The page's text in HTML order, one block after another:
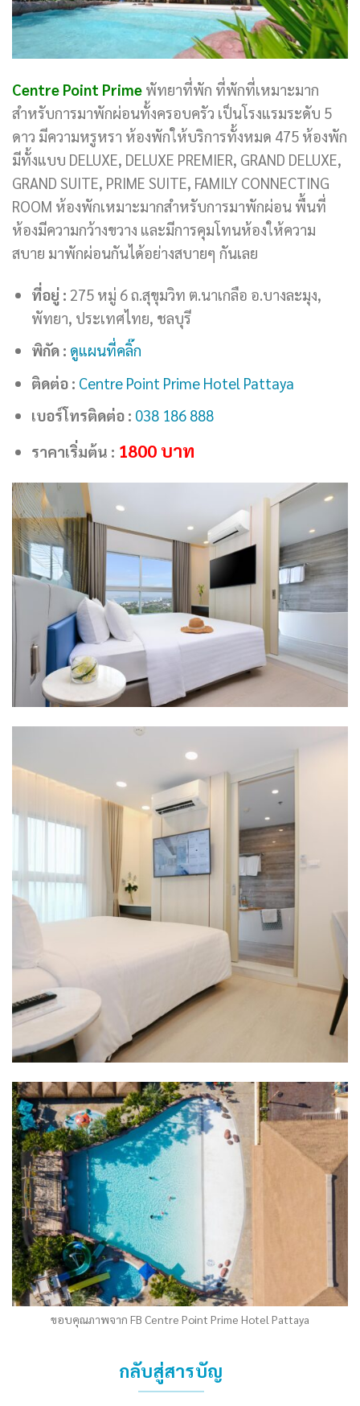
Centre Point Prime พัทยาที่พัก ที่พักที่เหมาะมาก
สำหรับการมาพักผ่อนทั้งครอบครัว เป็นโรงแรมระดับ 5
ดาว มีความหรูหรา ห้องพักให้บริการทั้งหมด 475 ห้องพัก
มีทั้งแบบ DELUXE, DELUXE PREMIER, GRAND DELUXE,
GRAND SUITE, PRIME SUITE, FAMILY CONNECTING
ROOM ห้องพักเหมาะมากสำหรับการมาพักผ่อน พื้นที่
ห้องมีความกว้างขวาง และมีการคุมโทนห้องให้ความ
สบาย มาพักผ่อนกันได้อย่างสบายๆ กันเลย
ที่อยู่ : 275 หมู่ 6 ถ.สุขุมวิท ต.นาเกลือ อ.บางละมุง,
พัทยา, ประเทศไทย, ชลบุรี
พิกัด : ดูแผนที่คลิ๊ก
ติดต่อ : Centre Point Prime Hotel Pattaya
เบอร์โทรติดต่อ : 038 186 888
ราคาเริ่มต้น : 1800 บาท
ขอบคุณภาพจาก FB Centre Point Prime Hotel Pattaya
กลับสู่สารบัญ